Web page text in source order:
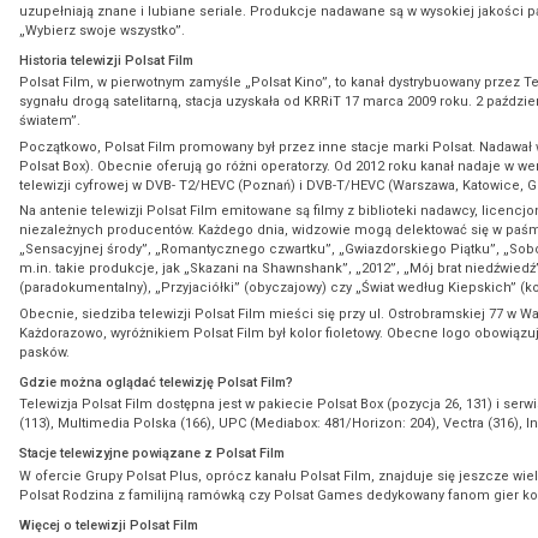
uzupełniają znane i lubiane seriale. Produkcje nadawane są w wysokiej jakości
„Wybierz swoje wszystko”.
Historia telewizji Polsat Film
Polsat Film, w pierwotnym zamyśle „Polsat Kino”, to kanał dystrybuowany
sygnału drogą satelitarną, stacja uzyskała od KRRiT 17 marca 2009 roku. 2
światem”.
Początkowo, Polsat Film promowany był przez inne stacje marki Polsat.
Polsat Box). Obecnie oferują go różni operatorzy. Od 2012 roku kanał nadaje w
telewizji cyfrowej w DVB- T2/HEVC (Poznań) i DVB-T/HEVC (Warszawa, Katowice,
Na antenie telewizji Polsat Film emitowane są filmy z biblioteki nadawcy,
niezależnych producentów. Każdego dnia, widzowie mogą delektować się w
„Sensacyjnej środy”, „Romantycznego czwartku”, „Gwiazdorskiego Piątku”,
m.in. takie produkcje, jak „Skazani na Shawnshank”, „2012”, „Mój brat
(paradokumentalny), „Przyjaciółki” (obyczajowy) czy „Świat według Kiepskich”
Obecnie, siedziba telewizji Polsat Film mieści się przy ul. Ostrobramskiej 77 w
Każdorazowo, wyróżnikiem Polsat Film był kolor fioletowy. Obecne logo
pasków.
Gdzie można oglądać telewizję Polsat Film?
Telewizja Polsat Film dostępna jest w pakiecie Polsat Box (pozycja 26, 131) i
(113), Multimedia Polska (166), UPC (Mediabox: 481/Horizon: 204), Vectra (316),
Stacje telewizyjne powiązane z Polsat Film
W ofercie Grupy Polsat Plus, oprócz kanału Polsat Film, znajduje się jeszcze
Polsat Rodzina z familijną ramówką czy Polsat Games dedykowany fanom gier
Więcej o telewizji Polsat Film